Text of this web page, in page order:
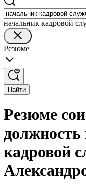
начальник кадровой
Резюме
Найти
Резюме
кадровой